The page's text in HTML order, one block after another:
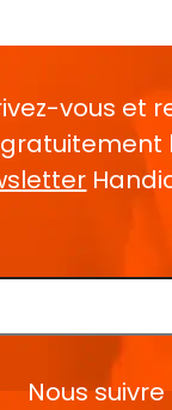
vous et
gratuitement
Nous suivre